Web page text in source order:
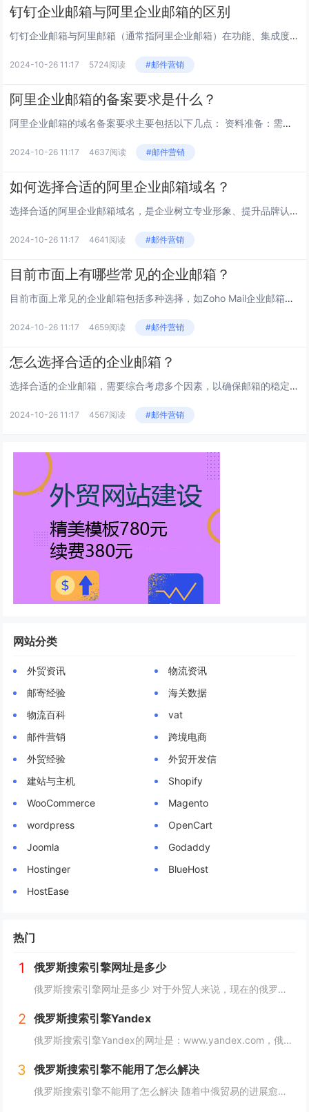
钉钉企业邮箱与阿里企业邮箱的区别
钉钉企业邮箱与阿里邮箱（通常指阿里企业邮箱）在功能、集成度、用户体验等方面存在一些区别和联系，但两者都致力于为企业提供高...
2024-10-26 11:17 5724阅读 #邮件营销
阿里企业邮箱的备案要求是什么？
阿里企业邮箱的域名备案要求主要包括以下几点： 资料准备：需要提供企业的营业执照副本彩色扫描件或复印件、网站负责人的身份证...
2024-10-26 11:17 4637阅读 #邮件营销
如何选择合适的阿里企业邮箱域名？
选择合适的阿里企业邮箱域名，是企业树立专业形象、提升品牌认知度的关键步骤。以下是一些具体的建议，帮助您做出明智的选择：...
2024-10-26 11:17 4641阅读 #邮件营销
目前市面上有哪些常见的企业邮箱？
目前市面上常见的企业邮箱包括多种选择，如Zoho Mail企业邮箱、腾讯企业邮箱、阿里企业邮箱、网易企业邮箱和263企业...
2024-10-26 11:17 4659阅读 #邮件营销
怎么选择合适的企业邮箱？
选择合适的企业邮箱，需要综合考虑多个因素，以确保邮箱的稳定、安全、易用以及满足企业的实际需求。以下是一些建议，帮助您做出...
2024-10-26 11:17 4567阅读 #邮件营销
网站分类
外贸资讯
物流资讯
邮寄经验
海关数据
物流百科
vat
邮件营销
跨境电商
外贸经验
外贸开发信
建站与主机
Shopify
WooCommerce
Magento
wordpress
OpenCart
Joomla
Godaddy
Hostinger
BlueHost
HostEase
热门
1 俄罗斯搜索引擎网址是多少
俄罗斯搜索引擎网址是多少 对于外贸人来说，现在的俄罗斯市场可以算是一个炙手可热的香饽饽，而要开发俄罗斯客户，就需要会用他们的搜索引擎，下面详细介绍俄罗斯搜索引擎网址是多少？ 俄罗斯搜索引擎网址是多少 俄罗斯引擎官方入口地址https...
2 俄罗斯搜索引擎Yandex
俄罗斯搜索引擎Yandex的网址是：www.yandex.com，俄罗斯最著名和最常用的搜索引擎之一，"Яндекс"（Yandex）提供搜索引擎、电子邮件、在线地图、音乐、新闻、视频等各种在线服务。 如果你想访问"Яндекс"（Yan...
3 俄罗斯搜索引擎不能用了怎么解决
俄罗斯搜索引擎不能用了怎么解决 随着中俄贸易的进展愈加顺利，越来越多的外贸人都尝试着与俄罗斯客户进行接触，而这最重要的便是学会使用俄罗斯搜索引擎，但很多人会发现自己的搜索引擎突然不能用了，下面，小编就来详细介绍下俄罗斯搜索引擎不能用了怎么解...